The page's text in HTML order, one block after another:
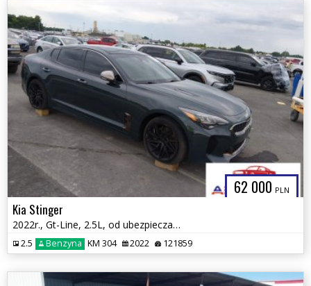
62 000 PLN
Kia Stinger
2022r., Gt-Line, 2.5L, od ubezpieczalni
2.5 Benzyna KM 304 2022 121859